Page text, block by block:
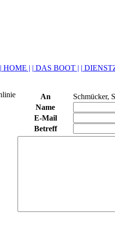
| HOME | | DAS BOOT | |
An
Schmücker,
Name
E-Mail
Betreff